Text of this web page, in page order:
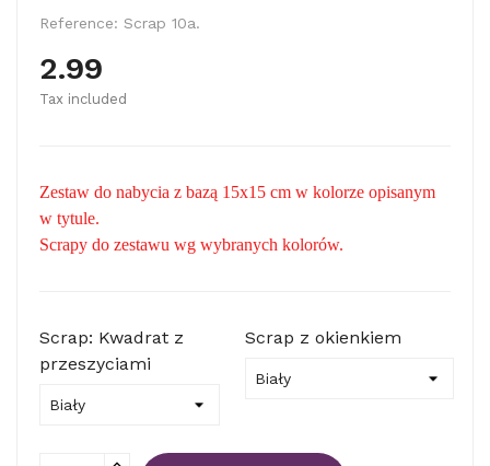
Reference: Scrap 10a.
2.99
Tax included
Zestaw do nabycia z bazą 15x15 cm w kolorze opisanym
w tytule.
Scrapy do zestawu wg wybranych kolorów.
Scrap: Kwadrat z
przeszyciami
Scrap z okienkiem